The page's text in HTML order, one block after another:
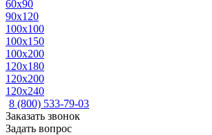
60x90
90x120
100x100
100x150
100x200
120x180
120x200
120x240
8 (800) 533-79-03
Заказать звонок
Задать вопрос